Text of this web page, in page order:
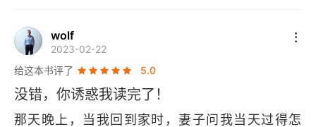
第18章 功能强大的文案元素
第19章 心理诱因
多，就能想出越多解决问题的新办法。
文案写作
是一段精神旅程。成功的文案写作，会综合反映出
你全部的经历、你的专业知识、你对这些信息进行
精神加工并以卖出产品或服务为目的将它们形成文
wolf
2023-02-22
给这本书评了
5.0
没错，你诱惑我读完了！
那天晚上，当我回到家时，妻子问我当天过得怎